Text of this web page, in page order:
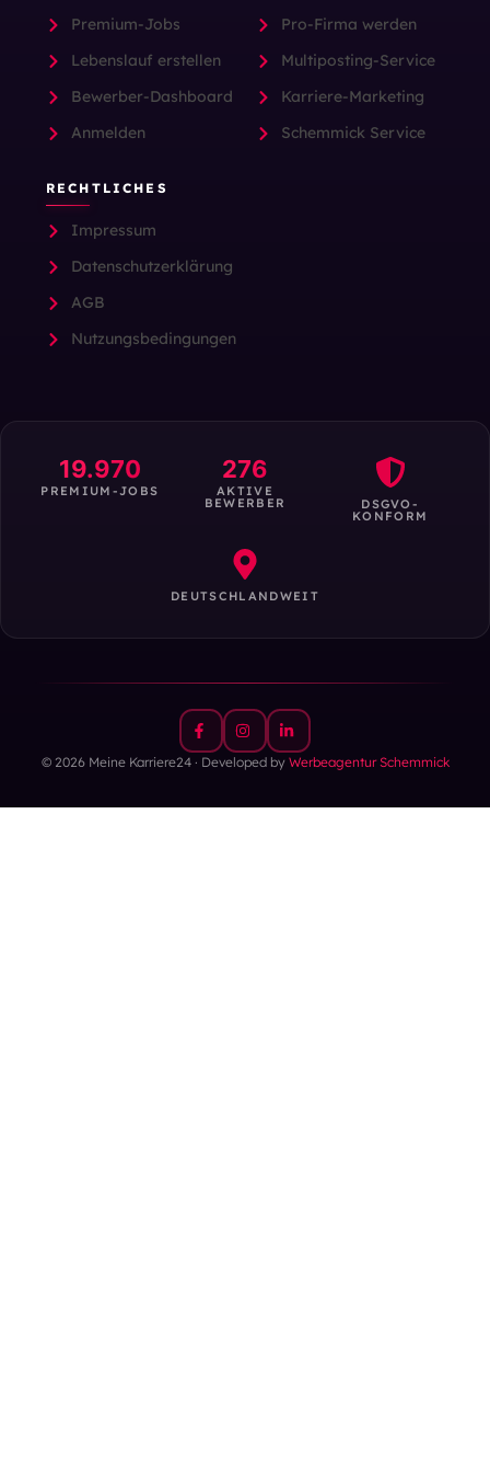
Premium-Jobs
Lebenslauf erstellen
Bewerber-Dashboard
Anmelden
Pro-Firma werden
Multiposting-Service
Karriere-Marketing
Schemmick Service
RECHTLICHES
Impressum
Datenschutzerklärung
AGB
Nutzungsbedingungen
19.970
PREMIUM-JOBS
276
AKTIVE
BEWERBER DSGVO-
KONFORM
DEUTSCHLANDWEIT
© 2026 Meine Karriere24 · Developed by Werbeagentur Schemmick